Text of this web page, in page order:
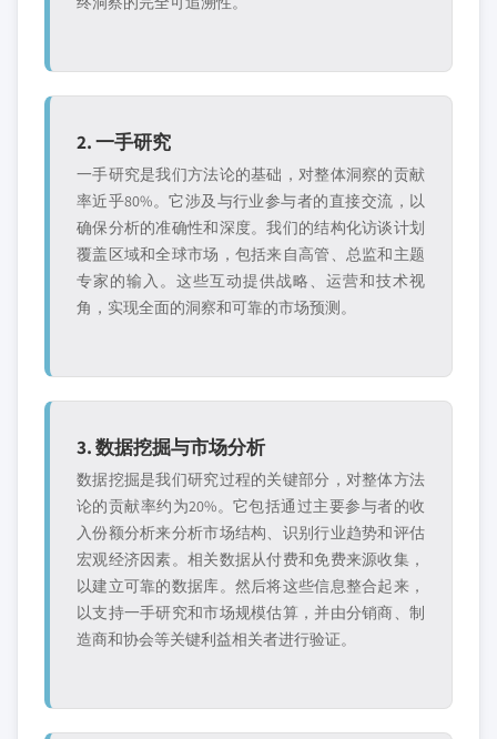
2. 一手研究
一手研究是我们方法论的基础，对整体洞察的贡献
率近乎80%。它涉及与行业参与者的直接交流，以
确保分析的准确性和深度。我们的结构化访谈计划
覆盖区域和全球市场，包括来自高管、总监和主题
专家的输入。这些互动提供战略、运营和技术视
角，实现全面的洞察和可靠的市场预测。
3. 数据挖掘与市场分析
数据挖掘是我们研究过程的关键部分，对整体方法
论的贡献率约为20%。它包括通过主要参与者的收
入份额分析来分析市场结构、识别行业趋势和评估
宏观经济因素。相关数据从付费和免费来源收集，
以建立可靠的数据库。然后将这些信息整合起来，
以支持一手研究和市场规模估算，并由分销商、制
造商和协会等关键利益相关者进行验证。